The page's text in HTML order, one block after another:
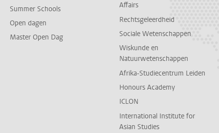
Summer Schools
Open dagen
Master Open Dag
Affairs
Rechtsgeleerdheid
Sociale Wetenschappen
Wiskunde en
Natuurwetenschappen
Afrika-Studiecentrum Leiden
Honours Academy
ICLON
International Institute for
Asian Studies